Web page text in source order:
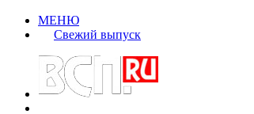
МЕНЮ
Свежий выпуск